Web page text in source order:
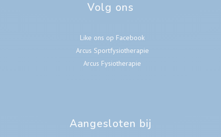
Volg ons
Like ons op Facebook
Arcus Sportfysiotherapie
Arcus Fysiotherapie
Aangesloten bij